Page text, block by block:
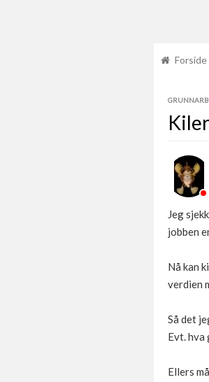
Forside
Jeg
jobben
Nå kan
verdien
Så det
Evt. hva
Ellers